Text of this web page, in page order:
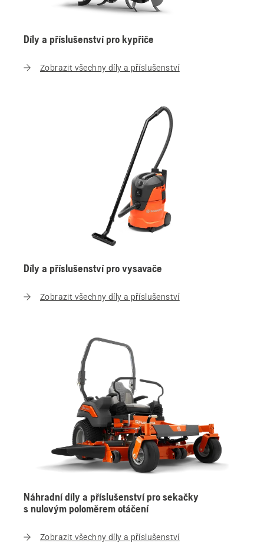
Díly a příslušenství pro kypřiče
Zobrazit všechny díly a příslušenství
Díly a příslušenství pro vysavače
Zobrazit všechny díly a příslušenství
Náhradní díly a příslušenství pro sekačky
s nulovým poloměrem otáčení
Zobrazit všechny díly a příslušenství